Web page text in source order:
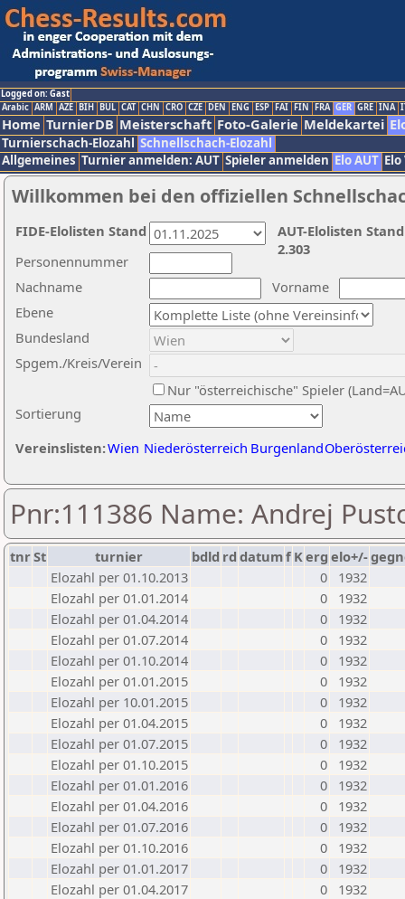
Logged on: Gast
Arabic ARM AZE BIH BUL CAT CHN CRO CZE DEN ENG ESP FAI FIN FRA GER GRE INA
Home TurnierDB Meisterschaft Foto-Galerie Meldekartei
Turnierschach-Elozahl Schnellschach-Elozahl
Allgemeines Turnier anmelden: AUT Spieler anmelden Elo AUT
Willkommen bei den offiziellen
Nachname
Vorname
Ebene
Sortierung
Personennummer
Bundesland
Spgem./Kreis/Verein
Nur "österreichische" Spieler
Vereinslisten:Wien Niederösterreich Burgenland
AUT-Elolisten
2.303
FIDE-Elolisten Stand
Pnr:111386 Name: Andrej
tnrSt turnier bdld rd datumf Kerg elo+/-
Elozahl per 01.10.2013
0
1932
Elozahl per 01.01.2014
0
1932
Elozahl per 01.04.2014
0
1932
Elozahl per 01.07.2014
0
1932
Elozahl per 01.10.2014
0
1932
Elozahl per 01.01.2015
0
1932
Elozahl per 10.01.2015
0
1932
Elozahl per 01.04.2015
0
1932
Elozahl per 01.07.2015
0
1932
Elozahl per 01.10.2015
0
1932
Elozahl per 01.01.2016
0
1932
Elozahl per 01.04.2016
0
1932
Elozahl per 01.07.2016
0
1932
Elozahl per 01.10.2016
0
1932
Elozahl per 01.01.2017
0
1932
Elozahl per 01.04.2017
0
1932